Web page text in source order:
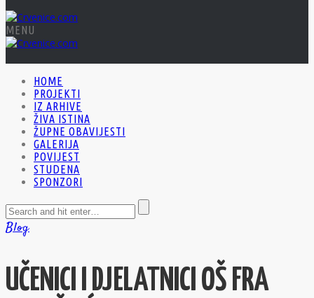
MENU
HOME
PROJEKTI
IZ ARHIVE
ŽIVA ISTINA
ŽUPNE OBAVIJESTI
GALERIJA
POVIJEST
STUDENA
SPONZORI
Blog
UČENICI I DJELATNICI OŠ FRA